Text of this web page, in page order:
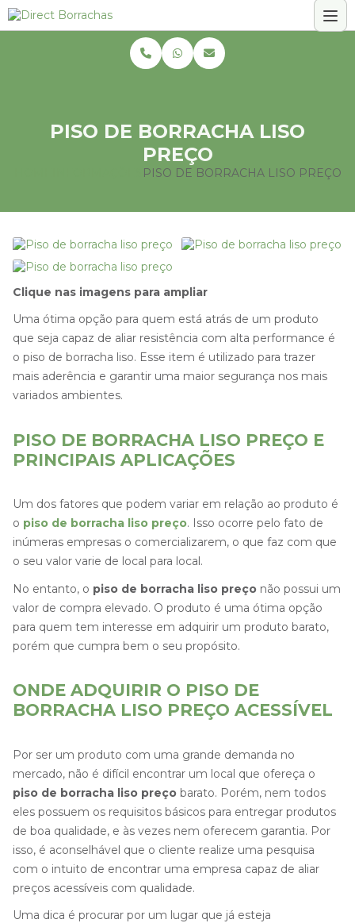
PISO DE BORRACHA LISO PREÇO
PISO DE BORRACHA LISO
PREÇO
Clique nas imagens para ampliar
Uma ótima opção para quem está atrás de um produto
que seja capaz de aliar resistência com alta performance é
o piso de borracha liso. Esse item é utilizado para trazer
mais aderência e garantir uma maior segurança nos mais
variados ambientes.
PISO DE BORRACHA LISO PREÇO E
PRINCIPAIS APLICAÇÕES
Um dos fatores que podem variar em relação ao produto é
o piso de borracha liso preço. Isso ocorre pelo fato de
inúmeras empresas o comercializarem, o que faz com que
o seu valor varie de local para local.
No entanto, o piso de borracha liso preço não possui um
valor de compra elevado. O produto é uma ótima opção
para quem tem interesse em adquirir um produto barato,
porém que cumpra bem o seu propósito.
ONDE ADQUIRIR O PISO DE
BORRACHA LISO PREÇO ACESSÍVEL
Por ser um produto com uma grande demanda no
mercado, não é difícil encontrar um local que ofereça o
piso de borracha liso preço barato. Porém, nem todos
eles possuem os requisitos básicos para entregar produtos
de boa qualidade, e às vezes nem oferecem garantia. Por
isso, é aconselhável que o cliente realize uma pesquisa
com o intuito de encontrar uma empresa capaz de aliar
preços acessíveis com qualidade.
Uma dica é procurar por um lugar que já esteja